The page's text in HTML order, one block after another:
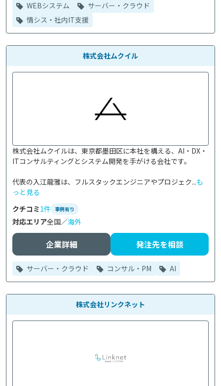
WEBシステム
サーバー・クラウド
情シス・社内IT支援
株式会社ムクイル
株式会社ムクイルは、東京都墨田区に本社を構える、AI・DX・
ITコンサルティングとシステム開発を手がける会社です。
代表の入江龍雅は、フルスタックエンジニアやプロジェク...も
っと見る
クチコミ1件 事例有り
対応エリア全国／海外
企業詳細 発注先を相談
サーバー・クラウド コンサル・PM AI
株式会社リンクネット